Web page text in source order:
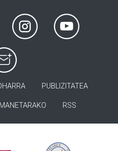
PUBLIZITATEA
RSS